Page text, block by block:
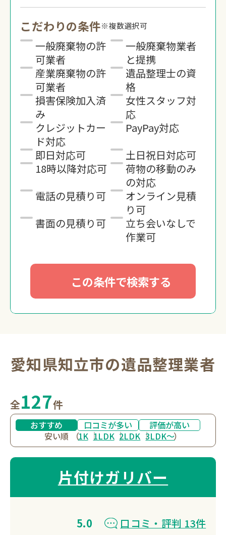
こだわりの条件※複数選択可
一般廃棄物の許
可業者
一般廃棄物業者
と提携
産業廃棄物の許
可業者
遺品整理士の資
格
損害保険加入済
み
女性スタッフ対
応
クレジットカー
ド対応
PayPay対応
即日対応可
土日祝日対応可
18時以降対応可
荷物の移動のみ
の対応
電話の見積り可
オンライン見積
り可
書面の見積り可
立ち会いなしで
作業可
この条件で検索する
愛知県知立市の遺品整理業者
全127件
おすすめ 口コミが多い
評価が高い
安い順
（1K 1LDK 2LDK 3LDK〜）
片付けガリバー
5.0
口コミ・評判 13件